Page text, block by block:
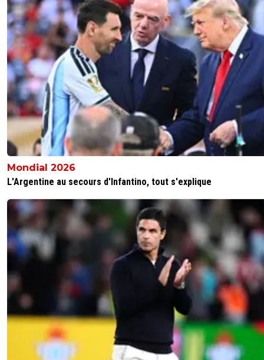
Mondial 2026
L'Argentine au secours d'Infantino, tout s'explique